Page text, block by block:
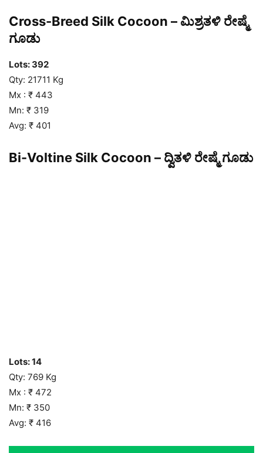
Cross-Breed Silk Cocoon – ಮಿಶ್ರತಳಿ ರೇಷ್ಮೆ
ಗೂಡು
Lots: 392
Qty: 21711 Kg
Mx : ₹ 443
Mn: ₹ 319
Avg: ₹ 401
Bi-Voltine Silk Cocoon – ದ್ವಿತಳಿ ರೇಷ್ಮೆ ಗೂಡು
Lots: 14
Qty: 769 Kg
Mx : ₹ 472
Mn: ₹ 350
Avg: ₹ 416